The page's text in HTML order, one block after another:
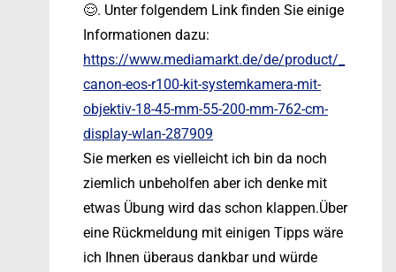
😌. Unter folgendem Link finden Sie einige
Informationen dazu:
https://www.mediamarkt.de/de/product/_
canon-eos-r100-kit-systemkamera-mit-
objektiv-18-45-mm-55-200-mm-762-cm-
display-wlan-287909
Sie merken es vielleicht ich bin da noch
ziemlich unbeholfen aber ich denke mit
etwas Übung wird das schon klappen.Über
eine Rückmeldung mit einigen Tipps wäre
ich Ihnen überaus dankbar und würde